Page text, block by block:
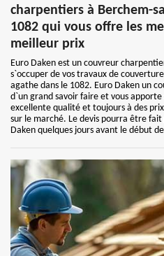
charpentiers à Berchem-
1082 qui vous offre les
meilleur prix
Euro Daken est un couvreur
s`occuper de vos travaux de
agathe dans le 1082. Euro Daken un
d`un grand savoir faire et vous
excellente qualité et toujours à des
sur le marché. Le devis pourra être
Daken quelques jours avant le début